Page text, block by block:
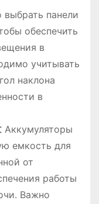
панели
обеспечить
в
учитывать
наклона
в
Аккумуляторы
емкость для
от
работы
Важно